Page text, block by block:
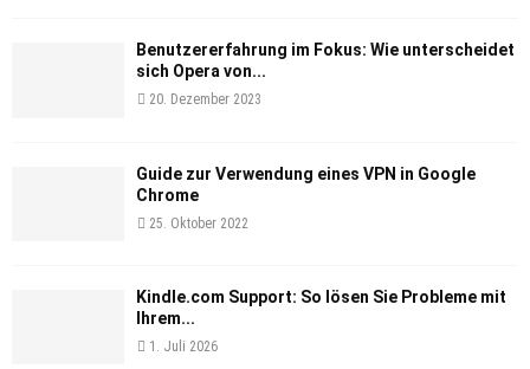
Benutzererfahrung im Fokus: Wie unterscheidet
sich Opera von...
20. Dezember 2023
Guide zur Verwendung eines VPN in Google
Chrome
25. Oktober 2022
Kindle.com Support: So lösen Sie Probleme mit
Ihrem...
1. Juli 2026